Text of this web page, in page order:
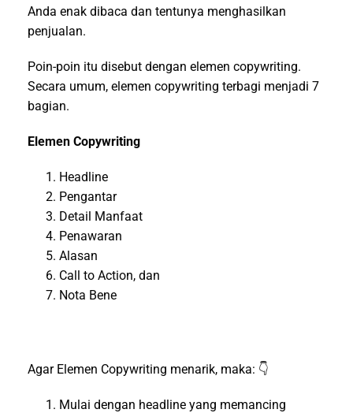
Anda enak dibaca dan tentunya menghasilkan
penjualan.
Poin-poin itu disebut dengan elemen copywriting.
Secara umum, elemen copywriting terbagi menjadi 7
bagian.
Elemen Copywriting
Headline
Pengantar
Detail Manfaat
Penawaran
Alasan
Call to Action, dan
Nota Bene
Agar Elemen Copywriting menarik, maka: 👇
Mulai dengan headline yang memancing